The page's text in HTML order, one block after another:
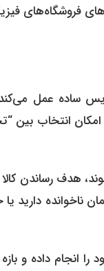
ساده عمل
انتخاب بین
هدف رساندن
ناخوانده دارید
انجام داده و